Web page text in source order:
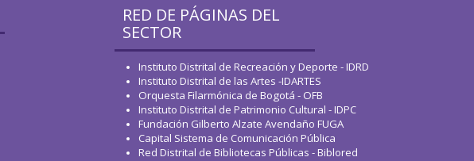
RED DE PÁGINAS DEL
SECTOR
Instituto Distrital de Recreación y Deporte - IDRD
Instituto Distrital de las Artes -IDARTES
Orquesta Filarmónica de Bogotá - OFB
Instituto Distrital de Patrimonio Cultural - IDPC
Fundación Gilberto Alzate Avendaño FUGA
Capital Sistema de Comunicación Pública
Red Distrital de Bibliotecas Públicas - Biblored